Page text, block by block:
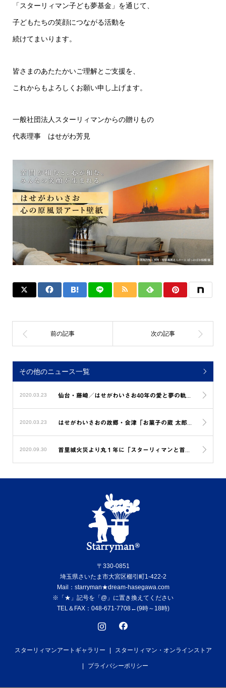
「スターリィマン子ども夢基金」を通じて、
子どもたちの笑顔につながる活動を
続けてまいります。
皆さまのあたたかいご理解とご支援を、
これからもよろしくお願い申し上げます。
一般社団法人スターリィマンからの贈りもの
代表理事 はせがわ芳見
その他のニュース一覧
2020.03.23
2020.03.23 はせがわいさおの故郷・会津「お菓子の蔵 太郎庵」のパッケージになりました
2020.09.30 首里城火災より丸１年に「スターリィマンと首里城再建への夢を叶えるエール展」
〒330-0851
埼玉県さいたま市大宮区櫛引町1-422-2
Mail：starryman★dream-hasegawa.com
※「★」記号を「@」に置き換えてください
TEL＆FAX：048-671-7708←(9時～18時)
スターリィマンアートギャラリー スターリィマン・オンラインストア
プライバシーポリシー